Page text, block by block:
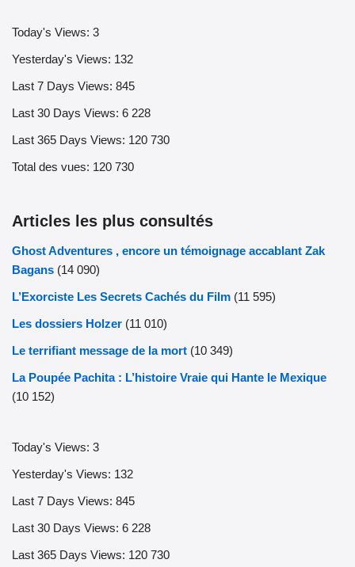
Today's Views: 3
Yesterday's Views: 132
Last 7 Days Views: 845
Last 30 Days Views: 6 228
Last 365 Days Views: 120 730
Total des vues: 120 730
Articles les plus consultés
Ghost Adventures , encore un témoignage accablant Zak
Bagans (14 090)
L’Exorciste Les Secrets Cachés du Film (11 595)
Les dossiers Holzer (11 010)
Le terrifiant message de la mort (10 349)
La Poupée Pachita : L’histoire Vraie qui Hante le Mexique
(10 152)
Today's Views: 3
Yesterday's Views: 132
Last 7 Days Views: 845
Last 30 Days Views: 6 228
Last 365 Days Views: 120 730